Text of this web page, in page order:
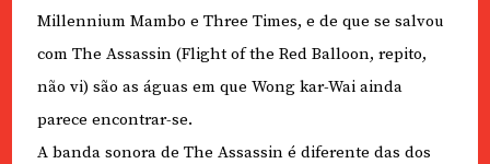
Millennium Mambo e Three Times, e de que se salvou
com The Assassin (Flight of the Red Balloon, repito,
não vi) são as águas em que Wong kar-Wai ainda
parece encontrar-se.
A banda sonora de The Assassin é diferente das dos